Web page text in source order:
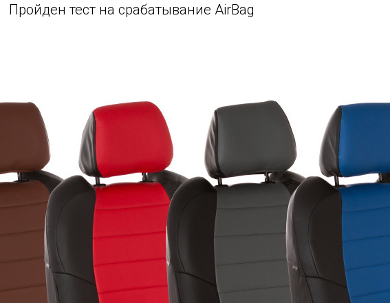
Пройден тест на срабатывание AirBag